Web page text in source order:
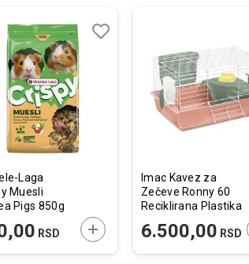
Laga
Muesli
Pigs 850g
RSD DODAJTE U KORPU
Imac Kavez za
Zečeve Ronny 60
Reciklirana Plastika
60,5x40,5x36cm
6.500,00 RSD